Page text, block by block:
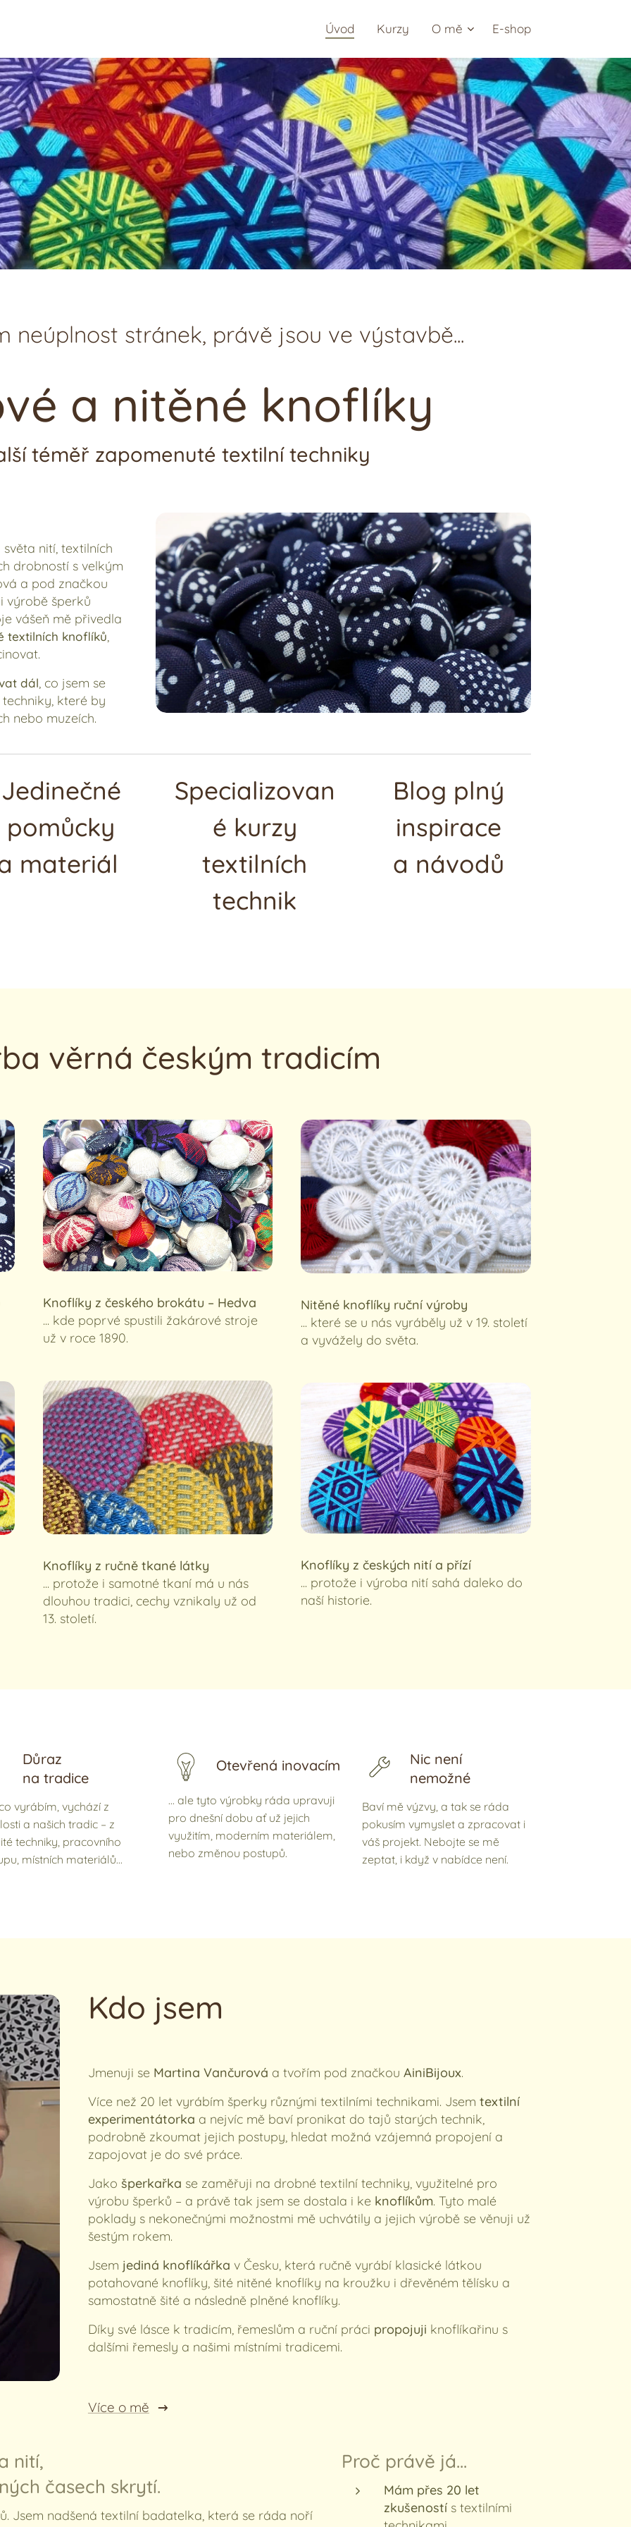
Úvod Kurzy O mě E-shop
neúplnost stránek, právě jsou ve výstavbě...
a nitěné knoflíky
téměř zapomenuté textilní techniky
nití, textilních
drobností s velkým
a pod značkou
výrobě šperků
vášeň mě přivedla
textilních knoflíků,
dál, co jsem se
které by
nebo muzeích.
Jedinečné
pomůcky
materiál
Specializovan
é kurzy
textilních
technik
Blog plný
inspirace
a návodů
věrná českým tradicím
Knoflíky z českého brokátu – Hedva
... kde poprvé spustili žakárové stroje
už v roce 1890.
Knoflíky z ručně tkané látky
... protože i samotné tkaní má u nás
dlouhou tradici, cechy vznikaly už od
13. století.
Nitěné knoflíky ruční výroby
... které se u nás vyráběly už v 19. století
a vyvážely do světa.
Knoflíky z českých nití a přízí
... protože i výroba nití sahá daleko do
naší historie.
Důraz
na tradice
vyrábím, vychází z
a našich tradic – z
techniky, pracovního
místních materiálů...
Otevřená inovacím
... ale tyto výrobky ráda upravuji
pro dnešní dobu ať už jejich
využitím, moderním materiálem,
nebo změnou postupů.
Nic není
nemožné
Baví mě výzvy, a tak se ráda
pokusím vymyslet a zpracovat i
váš projekt. Nebojte se mě
zeptat, i když v nabídce není.
Kdo jsem
Jmenuji se Martina Vančurová a tvořím pod značkou AiniBijoux.
Více než 20 let vyrábím šperky různými textilními technikami. Jsem textilní
experimentátorka a nejvíc mě baví pronikat do tajů starých technik,
podrobně zkoumat jejich postupy, hledat možná vzájemná propojení a
zapojovat je do své práce.
Jako šperkařka se zaměřuji na drobné textilní techniky, využitelné pro
výrobu šperků – a právě tak jsem se dostala i ke knoflíkům. Tyto malé
poklady s nekonečnými možnostmi mě uchvátily a jejich výrobě se věnuji už
šestým rokem.
Jsem jediná knoflíkářka v Česku, která ručně vyrábí klasické látkou
potahované knoflíky, šité nitěné knoflíky na kroužku i dřevěném tělísku a
samostatně šité a následně plněné knoflíky.
Díky své lásce k tradicím, řemeslům a ruční práci propojuji knoflíkařinu s
dalšími řemesly a našimi místními tradicemi.
Více o mě
nití,
časech skrytí.
Jsem nadšená textilní badatelka, která se ráda noří
Proč právě já...
Mám přes 20 let
zkušeností s textilními